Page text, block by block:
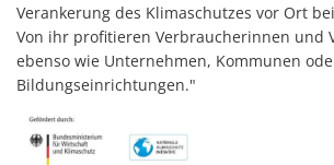
Verankerung des Klimaschutzes vor Ort
Von ihr profitieren Verbraucherinnen und
ebenso wie Unternehmen, Kommunen
Bildungseinrichtungen."